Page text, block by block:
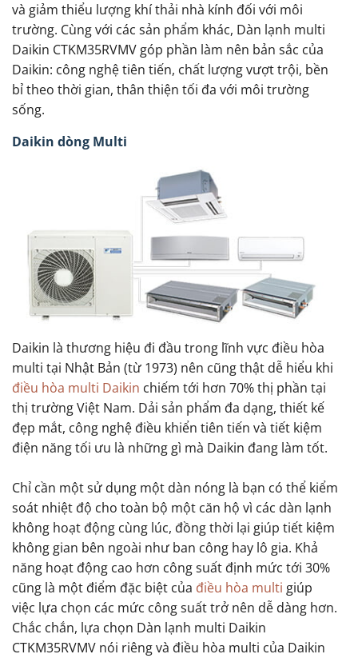
và giảm thiểu lượng khí thải nhà kính đối với môi
trường. Cùng với các sản phẩm khác, Dàn lạnh multi
Daikin CTKM35RVMV góp phần làm nên bản sắc của
Daikin: công nghệ tiên tiến, chất lượng vượt trội, bền
bỉ theo thời gian, thân thiện tối đa với môi trường
sống.
Daikin dòng Multi
Daikin là thương hiệu đi đầu trong lĩnh vực điều hòa
multi tại Nhật Bản (từ 1973) nên cũng thật dễ hiểu khi
điều hòa multi Daikin chiếm tới hơn 70% thị phần tại
thị trường Việt Nam. Dải sản phẩm đa dạng, thiết kế
đẹp mắt, công nghệ điều khiển tiên tiến và tiết kiệm
điện năng tối ưu là những gì mà Daikin đang làm tốt.
Chỉ cần một sử dụng một dàn nóng là bạn có thể kiểm
soát nhiệt độ cho toàn bộ một căn hộ vì các dàn lạnh
không hoạt động cùng lúc, đồng thời lại giúp tiết kiệm
không gian bên ngoài như ban công hay lô gia. Khả
năng hoạt động cao hơn công suất định mức tới 30%
cũng là một điểm đặc biệt của điều hòa multi giúp
việc lựa chọn các mức công suất trở nên dễ dàng hơn.
Chắc chắn, lựa chọn Dàn lạnh multi Daikin
CTKM35RVMV nói riêng và điều hòa multi của Daikin